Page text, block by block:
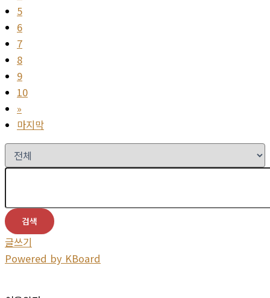
5
6
7
8
9
10
»
마지막
검색
글쓰기
Powered by KBoard